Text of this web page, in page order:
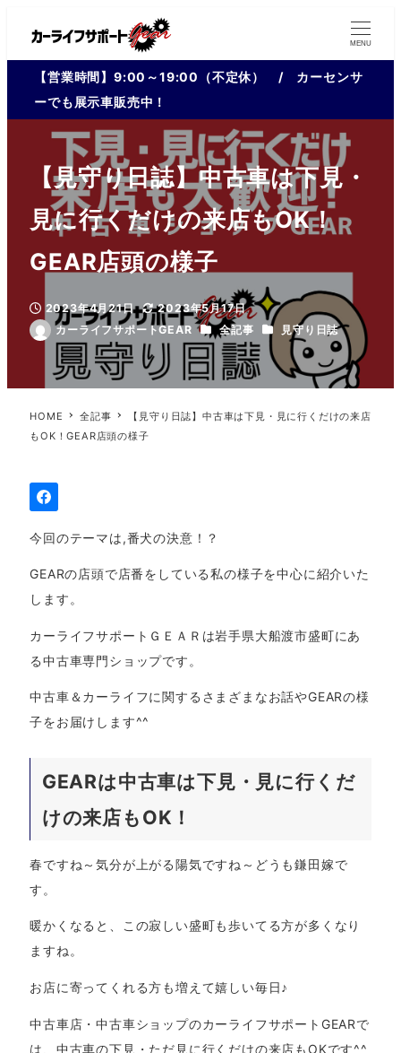
MENU
【営業時間】9:00～19:00（不定休） / カーセンサ
ーでも展示車販売中！
【見守り日誌】中古車は下見・
見に行くだけの来店もOK！
GEAR店頭の様子
投稿日
2023年4月21日
更新日
2023年5月17日
著
カーライフサポートGEAR カテゴリー
全記事 カテゴリー
見守り日誌
HOME 全記事
【見守り日誌】中古車は下見・見に行くだけの来店
もOK！GEAR店頭の様子
今回のテーマは,番犬の決意！？
GEARの店頭で店番をしている私の様子を中心に紹介いた
します。
カーライフサポートＧＥＡＲは岩手県大船渡市盛町にあ
る中古車専門ショップです。
中古車＆カーライフに関するさまざまなお話やGEARの様
子をお届けします^^
GEARは中古車は下見・見に行くだ
けの来店もOK！
春ですね～気分が上がる陽気ですね～どうも鎌田嫁で
す。
暖かくなると、この寂しい盛町も歩いてる方が多くなり
ますね。
お店に寄ってくれる方も増えて嬉しい毎日♪
中古車店・中古車ショップのカーライフサポートGEARで
は、中古車の下見・ただ見に行くだけの来店もOKです^^